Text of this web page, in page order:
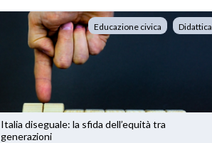
Educazione civica Didattica
Italia diseguale: la sfida dell’equità tra
generazioni